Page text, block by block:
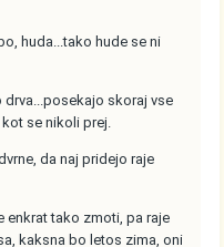
huda...tako hude se ni
skoraj vse
se nikoli prej.
da naj pridejo raje
enkrat tako zmoti, pa raje
kaksna bo letos zima, oni